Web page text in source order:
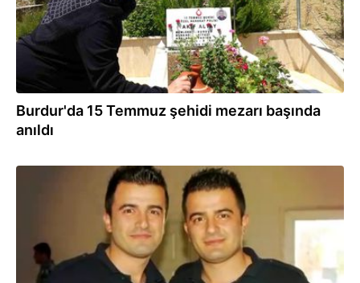
Burdur'da 15 Temmuz şehidi mezarı başında
anıldı